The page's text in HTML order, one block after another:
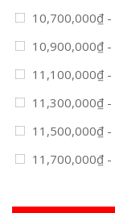
10,700,000₫ -
10,900,000₫ -
11,100,000₫ -
11,300,000₫ -
11,500,000₫ -
11,700,000₫ -